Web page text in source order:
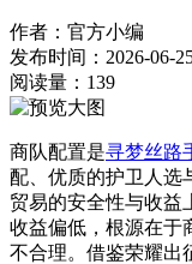
作者：官方小编
发布时间：2026-06-
阅读量： 139
商队配置是寻梦丝路
配、优质的护卫人选
贸易的安全性与收益
收益偏低，根源在于
不合理。借鉴荣耀出